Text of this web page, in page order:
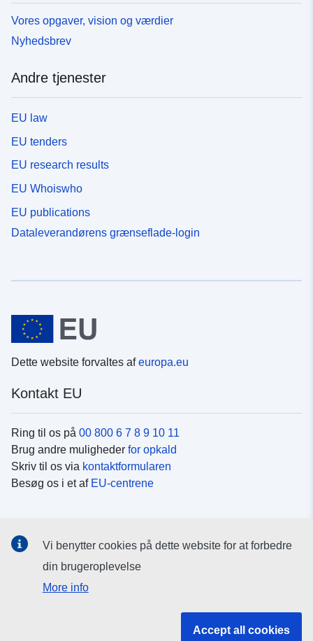
Vores opgaver, vision og værdier
Nyhedsbrev
Andre tjenester
EU law
EU tenders
EU research results
EU Whoiswho
EU publications
Dataleverandørens grænseflade-login
Dette website forvaltes afeuropa.eu
Kontakt EU
Ring til os på 00 800 6 7 8 9 10 11
Brug andre muligheder for opkald
Skriv til os via kontaktformularen
Besøg os i et af EU-centrene
Søg efter EU's sider påsociale medier
EU-institutioner og -organer
Vi benytter cookies på dette website for at forbedre
din brugeroplevelse
More info
Accept all cookies